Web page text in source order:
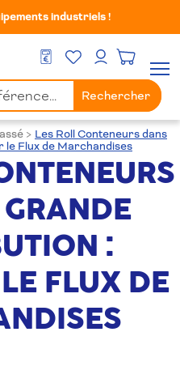
industriels !
DEVIS GRATUIT
Mes FavorisMon compte
Rechercher
> Les Roll Conteneurs dans
le Flux de Marchandises
:
FLUX DE